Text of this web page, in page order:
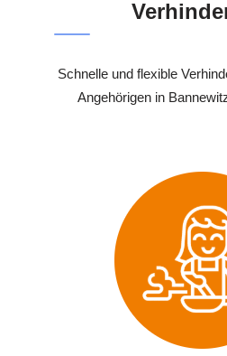
Schnelle und flexible
Angehörigen in